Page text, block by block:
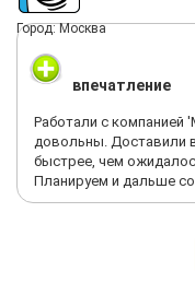
Город: Москва
впечатление
Работали с компанией
довольны. Доставили
быстрее, чем
Планируем и дальше